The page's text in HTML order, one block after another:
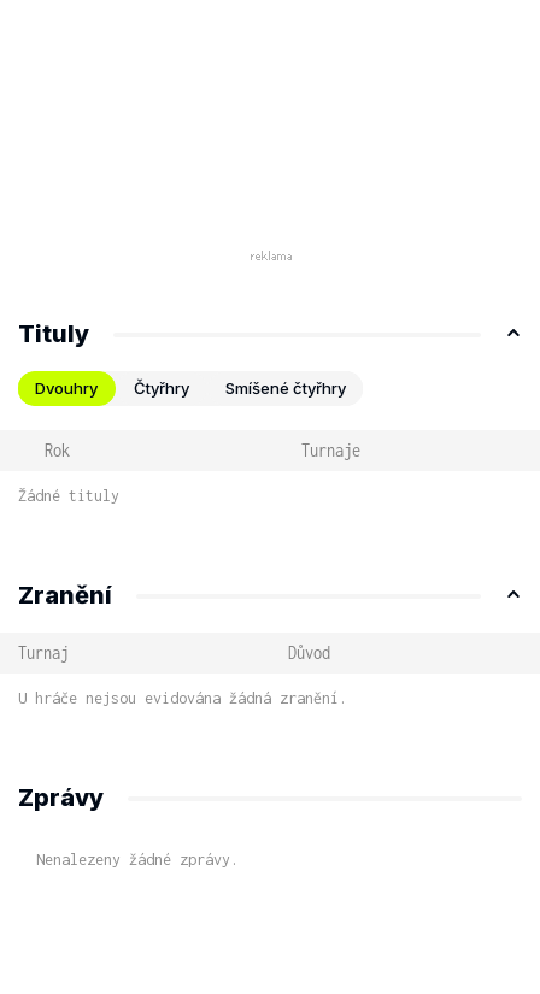
Tituly
Dvouhry Čtyřhry Smíšené čtyřhry
Rok Turnaje
Žádné tituly
Zranění
Turnaj Důvod
U hráče nejsou evidována žádná zranění.
Zprávy
Nenalezeny žádné zprávy.